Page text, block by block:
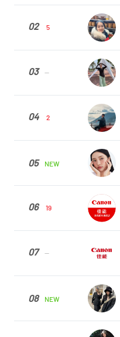
02 5
03 --
04 2
05 NEW
06 19
07 --
08 NEW